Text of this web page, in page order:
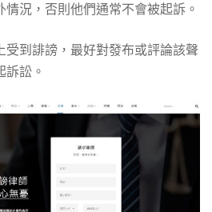
況，否則他們通常不會被起訴。
受到誹謗，最好對發布或評論該聲
訴訟。